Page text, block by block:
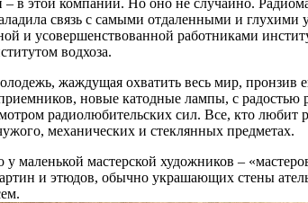
– в этой компании. Но оно не случайно.
связь с самыми отдаленными и
и усовершенствованной работниками
водхоза.
жаждущая охватить весь мир,
новые катодные лампы, с
радиолюбительских сил. Все, кто
механических и стеклянных предметах.
у маленькой мастерской художников –
и этюдов, обычно украшающих стены